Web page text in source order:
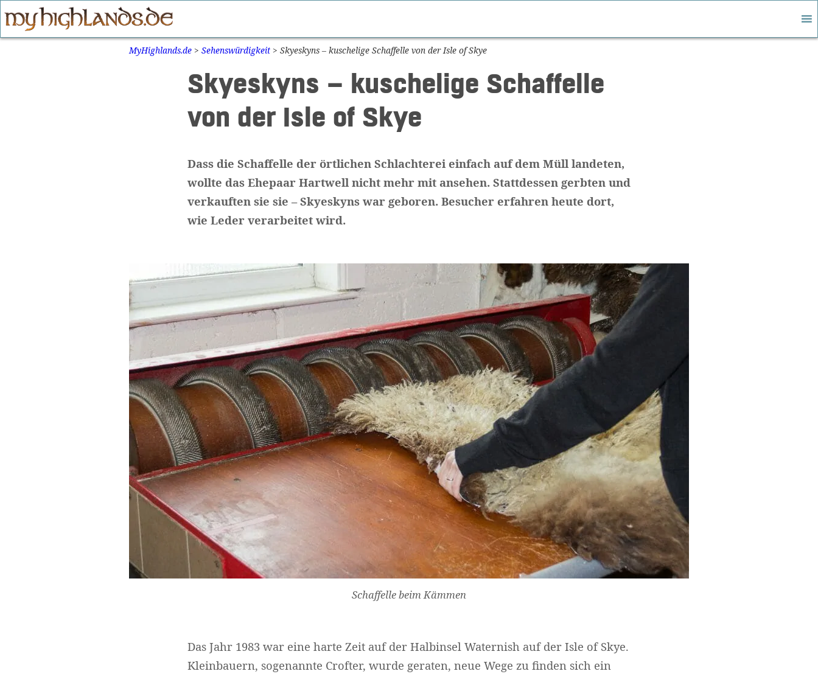
Zum
Inhalt
MyHighlands.de > Sehenswürdigkeit > Skyeskyns – kuschelige Schaffelle von der Isle of Skye
Skyeskyns – kuschelige Schaffelle
von der Isle of Skye
Dass die Schaffelle der örtlichen Schlachterei einfach auf dem Müll landeten,
wollte das Ehepaar Hartwell nicht mehr mit ansehen. Stattdessen gerbten und
verkauften sie sie – Skyeskyns war geboren. Besucher erfahren heute dort,
wie Leder verarbeitet wird.
Schaffelle beim Kämmen
Das Jahr 1983 war eine harte Zeit auf der Halbinsel Waternish auf der Isle of Skye.
Kleinbauern, sogenannte Crofter, wurde geraten, neue Wege zu finden sich ein